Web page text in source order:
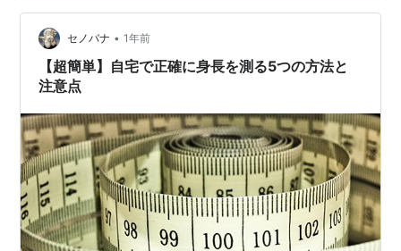
セノバナ • 1年前
【超簡単】自宅で正確に身長を測る5つの方法と
注意点